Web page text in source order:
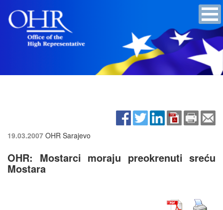
19.03.2007 OHR Sarajevo
OHR: Mostarci moraju preokrenuti sreću
Mostara